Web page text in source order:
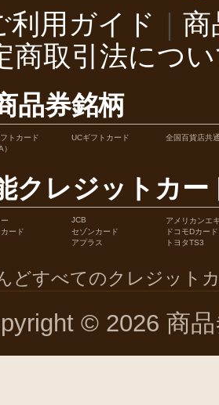
利用ガイド
商
商取引法につ
品券銘柄
トカード
）
UCギフトカード 全国百貨店共
クレジットカー
JCB
アメリカンエ
ード セゾンカード
ドコモDカード
アプラス トヨタTS3
どすべてのクレジット
© 2026 商